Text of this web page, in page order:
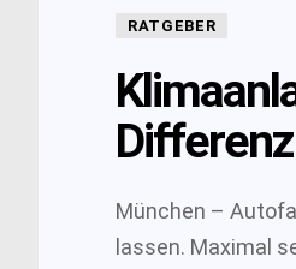
RATGEBER
München –
lassen. Maximal